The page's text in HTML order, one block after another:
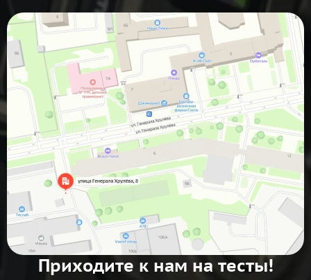
Приходите к нам на тесты!